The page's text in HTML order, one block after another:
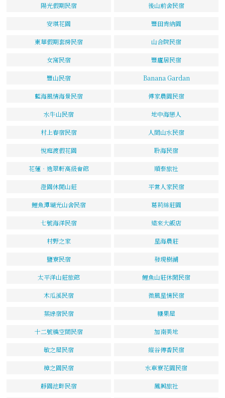
陽光假期民宿 後山前舍民宿
安琪花園 豐田肯納園
東華假期套房民宿 山合院民宿
女窩民宿 豐廬居民宿
豐山民宿 Banana Gardan
藍海風情海景民宿 傅家農園民宿
水牛山民宿 地中海戀人
村上春宿民宿 人間山水民宿
悅庭渡假花園 聆海民宿
花蓮‧逸翠軒高級會館 順泰旅社
澄園休閒山莊 平常人家民宿
鯉魚潭瑚光山舍民宿 葛莉絲莊園
七號海洋民宿 遠來大飯店
村野之家 星海農莊
鹽寮民宿 發現樹湖
太平洋山莊旅館 鯉魚山莊休閒民宿
木瓜溪民宿 微風星情民宿
葉綠宿民宿 糖果屋
十二號橋空間民宿 加南美地
敏之屋民宿 縱谷傳香民宿
樟之園民宿 水車寮花園民宿
靜園池畔民宿 鳳興旅社